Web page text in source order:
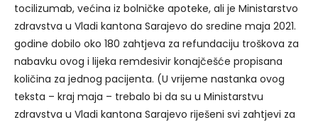
tocilizumab, većina iz bolničke apoteke, ali je Ministarstvo
zdravstva u Vladi kantona Sarajevo do sredine maja 2021.
godine dobilo oko 180 zahtjeva za refundaciju troškova za
nabavku ovog i lijeka remdesivir konajčešće propisana
količina za jednog pacijenta. (U vrijeme nastanka ovog
teksta – kraj maja – trebalo bi da su u Ministarstvu
zdravstva u Vladi kantona Sarajevo riješeni svi zahtjevi za